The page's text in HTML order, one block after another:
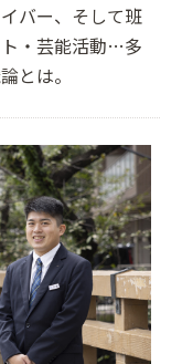
バー、そして班
・芸能活動…多
とは。